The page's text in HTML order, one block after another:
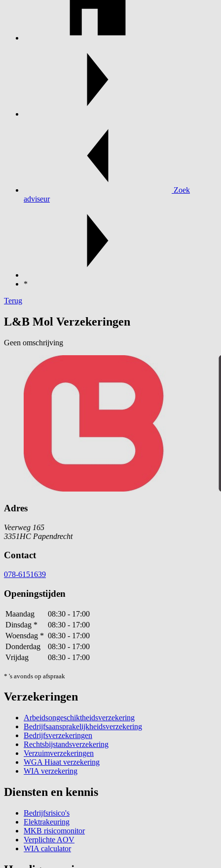
Zoek
adviseur
*
Terug
L&B Mol Verzekeringen
Geen omschrijving
Adres
Veerweg 165
3351HC Papendrecht
Contact
078-6151639
Openingstijden
Maandag
08:30 - 17:00
Dinsdag *
08:30 - 17:00
Woensdag * 08:30 - 17:00
Donderdag
08:30 - 17:00
Vrijdag
08:30 - 17:00
* 's avonds op afspraak
Verzekeringen
Arbeidsongeschiktheidsverzekering
Bedrijfsaansprakelijkheidsverzekering
Bedrijfsverzekeringen
Rechtsbijstandsverzekering
Verzuimverzekeringen
WGA Hiaat verzekering
WIA verzekering
Diensten en kennis
Bedrijfsrisico's
Elektrakeuring
MKB risicomonitor
Verplichte AOV
WIA calculator